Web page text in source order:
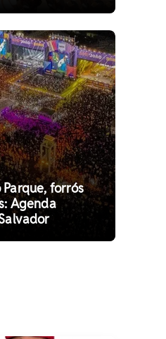
Parque, forrós
Agenda